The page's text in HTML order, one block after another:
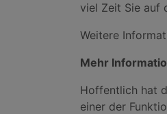
viel Zeit Sie auf
Weitere
Mehr
Hoffentlich hat
einer der